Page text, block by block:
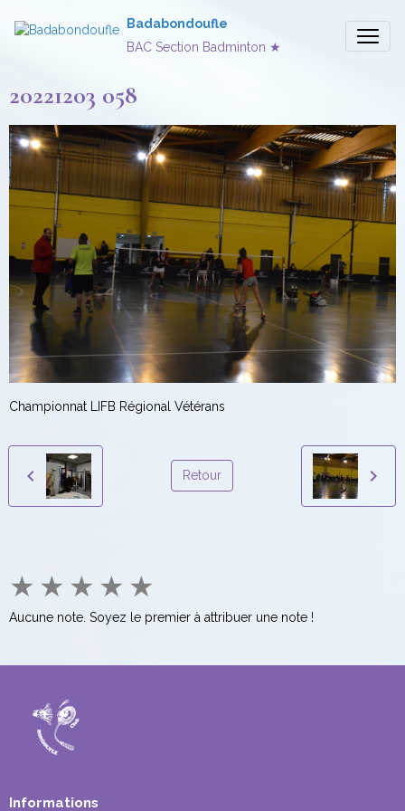
Badabondoufle
BAC Section Badminton ★
20221203 058
Championnat LIFB Régional Vétérans
Retour
★ ★ ★ ★ ★
Aucune note. Soyez le premier à attribuer une note !
Informations